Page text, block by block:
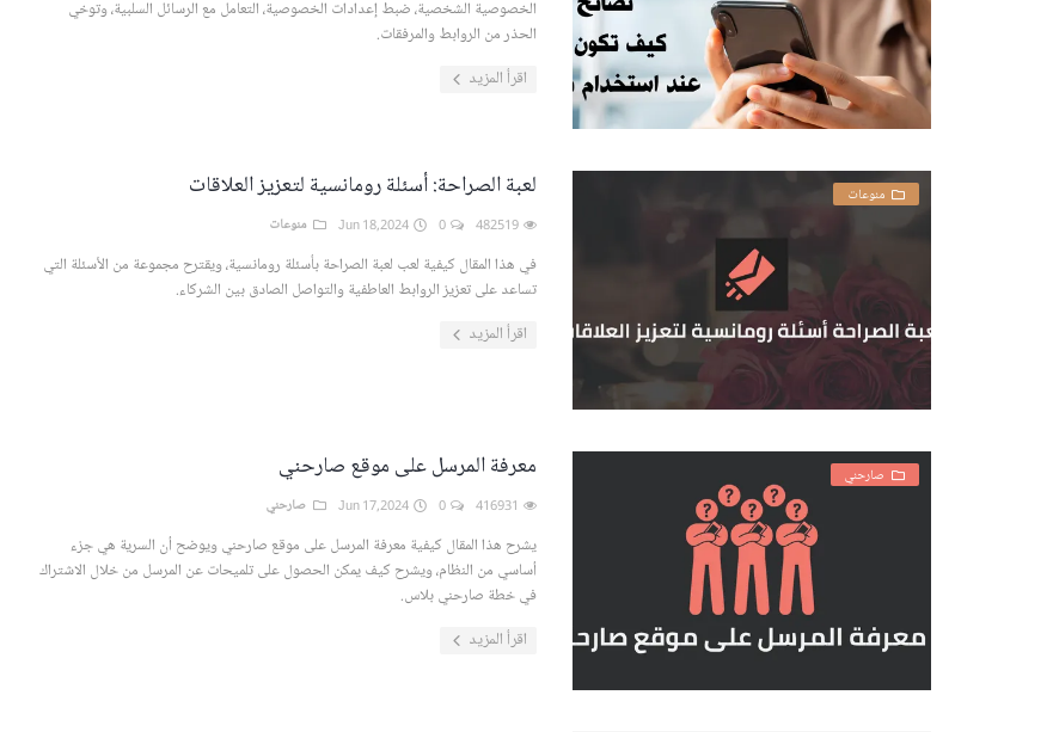
الخصوصية الشخصية، ضبط إعدادات الخصوصية، التعامل مع الرسائل السلبية، وتوخي
الحذر من الروابط والمرفقات.
اقرأ المزيد
منوعات لعبة الصراحة: أسئلة رومانسية لتعزيز العلاقات
منوعات
في هذا المقال كيفية لعب لعبة الصراحة بأسئلة رومانسية، ويقترح مجموعة من الأسئلة التي
تساعد على تعزيز الروابط العاطفية والتواصل الصادق بين الشركاء.
اقرأ المزيد
صارحني معرفة المرسل على موقع صارحني
صارحني
يشرح هذا المقال كيفية معرفة المرسل على موقع صارحني ويوضح أن السرية هي جزء
أساسي من النظام، ويشرح كيف يمكن الحصول على تلميحات عن المرسل من خلال الاشتراك
في خطة صارحني بلاس.
اقرأ المزيد